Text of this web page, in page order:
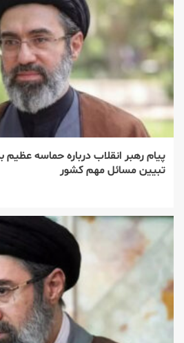
پیام رهبر انقلاب درباره حماسه عظیم
تبیین مسائل مهم کشور